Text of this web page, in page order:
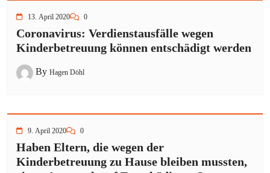
13. April 2020 0
Coronavirus: Verdienstausfälle wegen
Kinderbetreuung können entschädigt werden
By Hagen Döhl
9. April 2020 0
Haben Eltern, die wegen der
Kinderbetreuung zu Hause bleiben mussten,